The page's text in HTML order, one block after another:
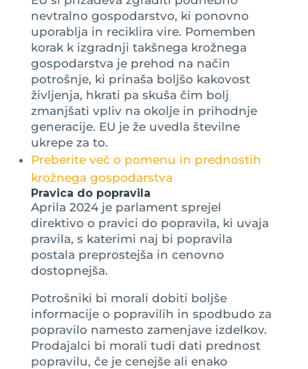
nevtralno gospodarstvo, ki ponovno
uporablja in reciklira vire. Pomemben
korak k izgradnji takšnega krožnega
gospodarstva je prehod na način
potrošnje, ki prinaša boljšo kakovost
življenja, hkrati pa skuša čim bolj
zmanjšati vpliv na okolje in prihodnje
generacije. EU je že uvedla številne
ukrepe za to.
Preberite več o pomenu in prednostih
krožnega gospodarstva
Pravica do popravila
Aprila 2024 je parlament sprejel
direktivo o pravici do popravila, ki uvaja
pravila, s katerimi naj bi popravila
postala preprostejša in cenovno
dostopnejša.
Potrošniki bi morali dobiti boljše
informacije o popravilih in spodbudo za
popravilo namesto zamenjave izdelkov.
Prodajalci bi morali tudi dati prednost
popravilu, če je cenejše ali enako